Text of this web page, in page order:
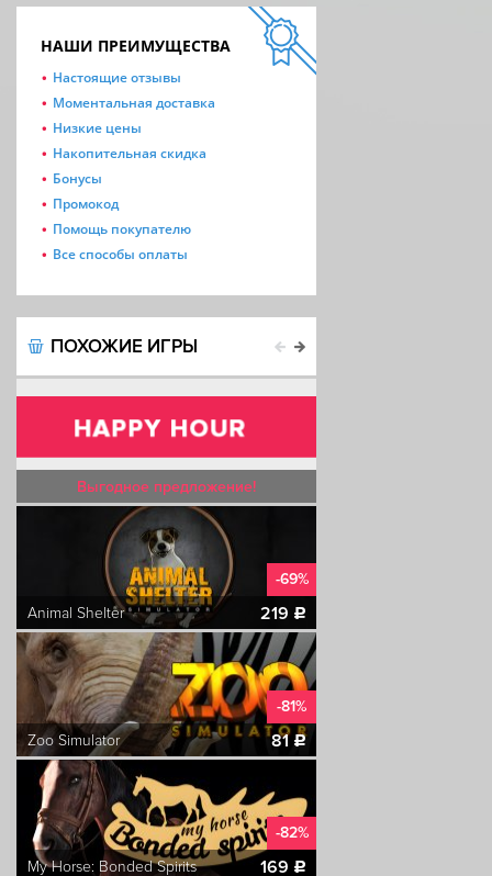
НАШИ ПРЕИМУЩЕСТВА
Настоящие отзывы
Моментальная доставка
Низкие цены
Накопительная скидка
Бонусы
Промокод
Помощь покупателю
Все способы оплаты
ПОХОЖИЕ ИГРЫ
Выгодное предложение!
-69%
Animal Shelter
219 c
-81%
Zoo Simulator
81 c
-82%
My Horse: Bonded Spirits
169 c